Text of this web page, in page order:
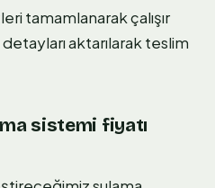
tamamlanarak çalışır
aktarılarak teslim
sistemi fiyatı